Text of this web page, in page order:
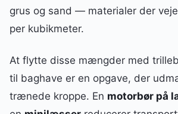
grus og sand — materialer der
per kubikmeter.
At flytte disse mængder med
til baghave er en opgave, der
trænede kroppe. En motorbør på